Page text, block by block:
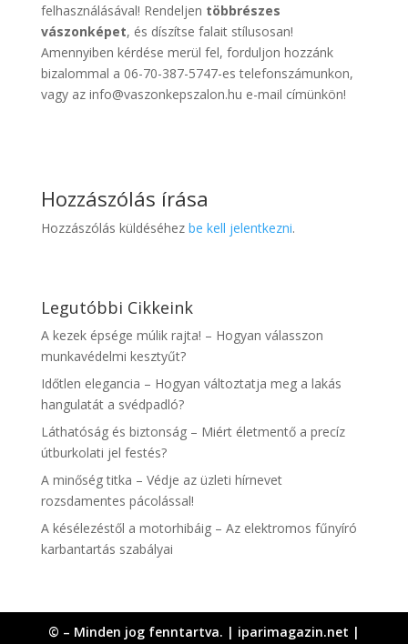
felhasználásával! Rendeljen többrészes
vászonképet, és díszítse falait stílusosan!
Amennyiben kérdése merül fel, forduljon hozzánk
bizalommal a 06-70-387-5747-es telefonszámunkon,
vagy az info@vaszonkepszalon.hu e-mail címünkön!
Hozzászólás írása
Hozzászólás küldéséhez be kell jelentkezni.
Legutóbbi Cikkeink
A kezek épsége múlik rajta! – Hogyan válasszon
munkavédelmi kesztyűt?
Időtlen elegancia – Hogyan változtatja meg a lakás
hangulatát a svédpadló?
Láthatóság és biztonság – Miért életmentő a precíz
útburkolati jel festés?
A minőség titka – Védje az üzleti hírnevet
rozsdamentes pácolással!
A késélezéstől a motorhibáig – Az elektromos fűnyíró
karbantartás szabályai
© – Minden jog fenntartva. | iparimagazin.net |